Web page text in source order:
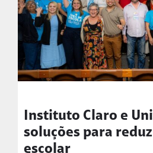
Instituto Claro e
soluções para
escolar